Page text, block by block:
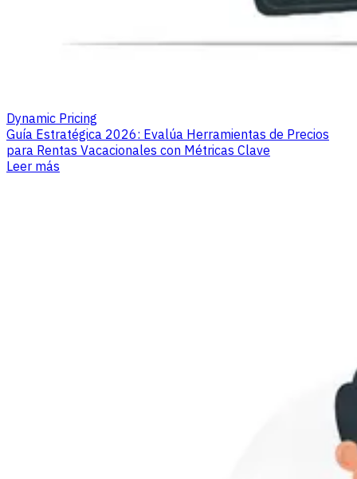
Dynamic Pricing
Guía Estratégica 2026: Evalúa Herramientas de Precios
para Rentas Vacacionales con Métricas Clave
Leer más